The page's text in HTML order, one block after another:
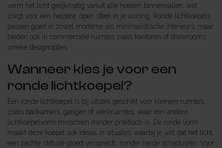
vorm het licht gelijkmatig vanuit alle hoeken binnenvallen, wat
zorgt voor een heldere, open sfeer in je woning. Ronde lichtkoepels
passen goed in zowel moderne als minimalistische interieurs, maar
bieden ook in commerciële ruimtes zoals kantoren of showrooms
unieke designopties.
Wanneer kies je voor een
ronde lichtkoepel?
Een ronde lichtkoepel is bij uitstek geschikt voor kleinere ruimtes,
zoals badkamers, gangen of werkruimtes, waar een andere
lichtkoepelvorm misschien minder praktisch is. De ronde vorm
maakt deze koepel ook ideaal in situaties waarbij je wilt dat het licht
een zachte, diffuse gloed verspreidt, zonder harde schaduwen. Voor